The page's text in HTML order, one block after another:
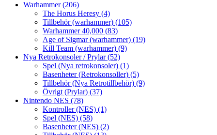
Warhammer(206)
The Horus Heresy (4)
Tillbehör (warhammer) (105)
Warhammer 40,000 (83)
Age of Sigmar (warhammer) (19)
Kill Team (warhammer) (9)
Nya Retrokonsoler / Prylar(52)
Spel (Nya retrokonsoler) (1)
Basenheter (Retrokonsoller) (5)
Tillbehör (Nya Retrotillbehör) (9)
Övrigt (Prylar) (37)
Nintendo NES (78)
Kontroller (NES) (1)
Spel (NES) (58)
Basenheter (NES) (2)